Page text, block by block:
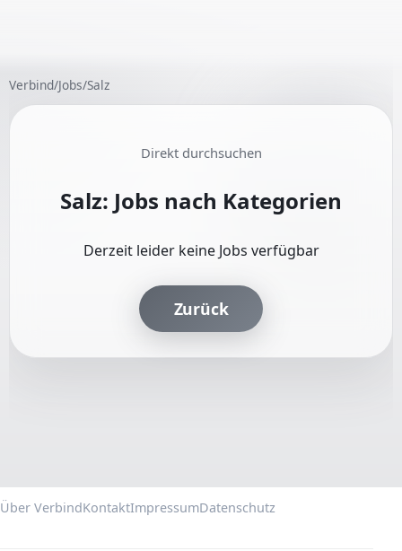
Verbind/Jobs/Salz
Direkt durchsuchen
Salz: Jobs nach Kategorien
Derzeit leider keine Jobs verfügbar
Zurück
Über VerbindKontaktImpressumDatenschutz